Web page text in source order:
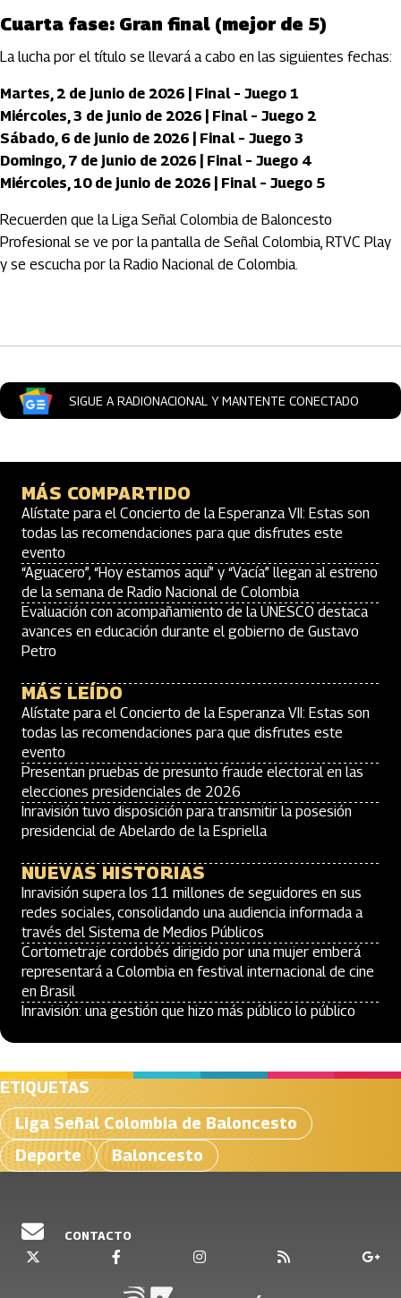
Cuarta fase: Gran final (mejor de 5)
La lucha por el título se llevará a cabo en las siguientes fechas:
Martes, 2 de junio de 2026 | Final – Juego 1
Miércoles, 3 de junio de 2026 | Final – Juego 2
Sábado, 6 de junio de 2026 | Final – Juego 3
Domingo, 7 de junio de 2026 | Final – Juego 4
Miércoles, 10 de junio de 2026 | Final – Juego 5
Recuerden que la Liga Señal Colombia de Baloncesto
Profesional se ve por la pantalla de Señal Colombia, RTVC Play
y se escucha por la Radio Nacional de Colombia.
SIGUE A RADIONACIONAL Y MANTENTE CONECTADO
MÁS COMPARTIDO
Alístate para el Concierto de la Esperanza VII: Estas son
todas las recomendaciones para que disfrutes este
evento
“Aguacero”, “Hoy estamos aquí” y “Vacía” llegan al estreno
de la semana de Radio Nacional de Colombia
Evaluación con acompañamiento de la UNESCO destaca
avances en educación durante el gobierno de Gustavo
Petro
MÁS LEÍDO
Alístate para el Concierto de la Esperanza VII: Estas son
todas las recomendaciones para que disfrutes este
evento
Presentan pruebas de presunto fraude electoral en las
elecciones presidenciales de 2026
Inravisión tuvo disposición para transmitir la posesión
presidencial de Abelardo de la Espriella
NUEVAS HISTORIAS
Inravisión supera los 11 millones de seguidores en sus
redes sociales, consolidando una audiencia informada a
través del Sistema de Medios Públicos
Cortometraje cordobés dirigido por una mujer emberá
representará a Colombia en festival internacional de cine
en Brasil
Inravisión: una gestión que hizo más público lo público
ETIQUETAS
Liga Señal Colombia de Baloncesto
Deporte
Baloncesto
CONTACTO